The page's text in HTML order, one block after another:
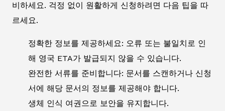
비하세요. 걱정 없이 원활하게 신청하려면 다음 팁을 따
르세요.
정확한 정보를 제공하세요: 오류 또는 불일치로 인
해 영국 ETA가 발급되지 않을 수 있습니다.
완전한 서류를 준비합니다: 문서를 스캔하거나 신청
서에 해당 문서의 정보를 제공해야 합니다.
생체 인식 여권으로 보안을 유지합니다.